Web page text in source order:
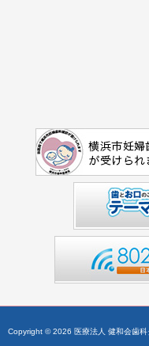
Copyright © 2026 医療法人 健和会歯科